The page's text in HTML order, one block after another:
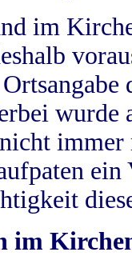
im
wurde
im